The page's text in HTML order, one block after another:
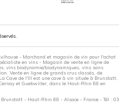
- Marchand et magasin de vin pour l'achat
en vins - Magasin de vente en ligne de
vins biodynamie/biodynamiques, vins sans
Vente en ligne de grands crus classés, de
Cave de l'Ill est une cave à vin située à Brunstatt,
et Guebwiller, dans le Haut-Rhin 68 en
- Haut-Rhin 68 - Alsace - France - Tél : 03